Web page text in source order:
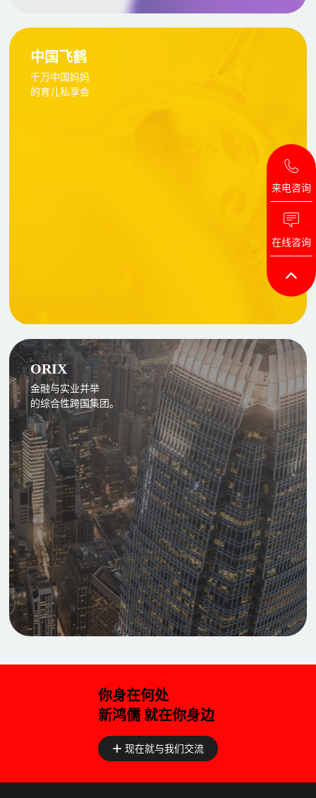
中国飞鹤
千万中国妈妈
的育儿私享会
ORIX
金融与实业并举
的综合性跨国集团。
你身在何处
新鸿儒 就在你身边
现在就与我们交流
来电咨询
在线咨询